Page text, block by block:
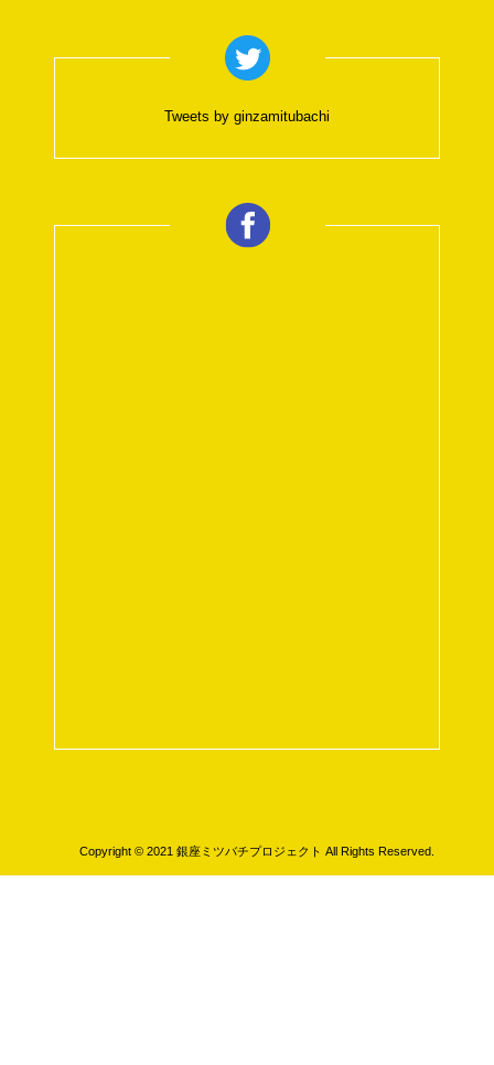
Tweets by ginzamitubachi
Copyright © 2021 銀座ミツバチプロジェクト All Rights Reserved.